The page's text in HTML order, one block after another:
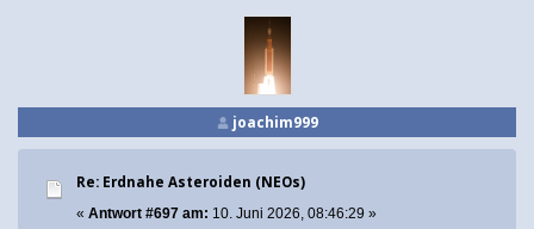
joachim999
Re: Erdnahe Asteroiden (NEOs)
« Antwort #697 am: 10. Juni 2026, 08:46:29 »